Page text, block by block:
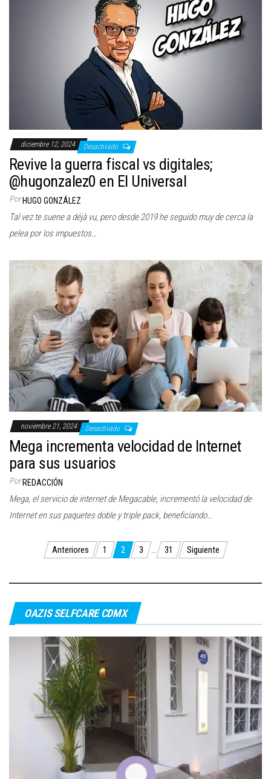
diciembre 12, 2024 Desactivado
Revive la guerra fiscal vs digitales;
@hugonzalez0 en El Universal
Por HUGO GONZÁLEZ
Tal vez te suene a déjà vu, pero desde 2019 he seguido muy de cerca la
pelea por los impuestos…
noviembre 21, 2024 Desactivado
Mega incrementa velocidad de Internet
para sus usuarios
Por REDACCIÓN
Mega, el servicio de internet de Megacable, incrementó la velocidad de
Internet en sus paquetes doble y triple pack, beneficiando…
Paginación
Anteriores 1 2 3 … 31 Siguiente
OAZIS SELFCARE CDMX